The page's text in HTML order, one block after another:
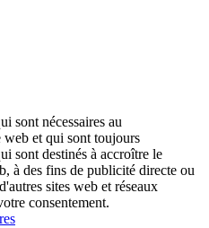
sont nécessaires au
et qui sont toujours
sont destinés à accroître le
à des fins de publicité directe ou
sites web et réseaux
consentement.